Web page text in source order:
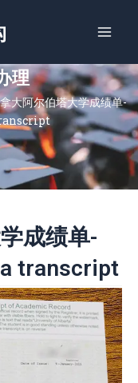
理
大阿尔伯塔大学成绩单-
成绩单-
transcript